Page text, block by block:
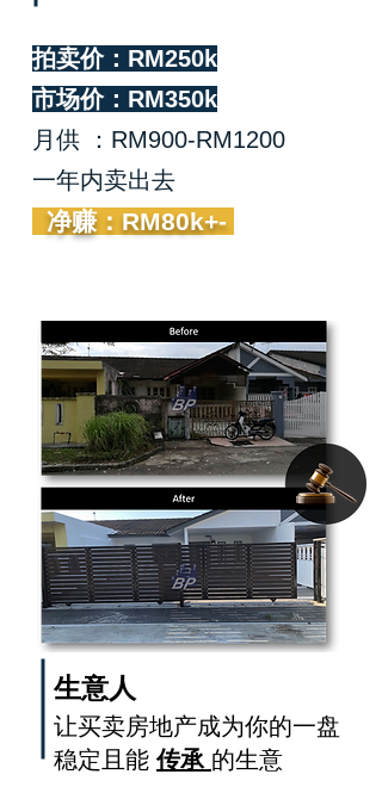
拍卖价：RM250k
市场价：RM350k
月供 ：RM900-RM1200
一年内卖出去
净赚：RM80k+-
生意人
让买卖房地产成为你的一盘
稳定且能传承 的生意